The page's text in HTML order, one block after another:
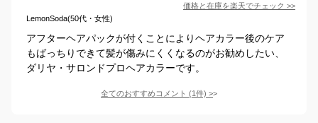
価格と在庫を楽天でチェック >>
LemonSoda(50代・女性)
アフターヘアパックが付くことによりヘアカラー後のケア
もばっちりできて髪が傷みにくくなるのがお勧めしたい、
ダリヤ・サロンドプロヘアカラーです。
全てのおすすめコメント (1件) >